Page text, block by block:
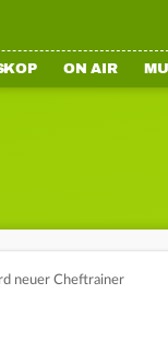
ON AIR
neuer Cheftrainer